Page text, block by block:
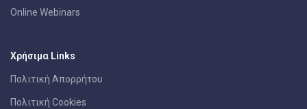
Online Webinars
Χρήσιμα Links
Πολιτική Απορρήτου
Πολιτική Cookies